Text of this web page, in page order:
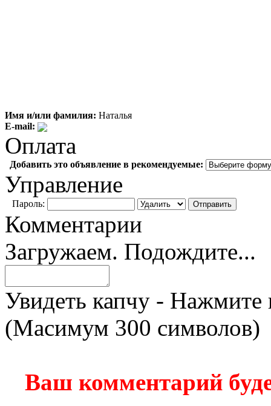
Имя и/или фамилия: Наталья
E-mail:
Оплата
Добавить это объявление в рекомендуемые:
Управление
Пароль:
Комментарии
Загружаем. Подождите...
Увидеть капчу - Нажмите
(Масимум 300 символов)
Ваш комментарий